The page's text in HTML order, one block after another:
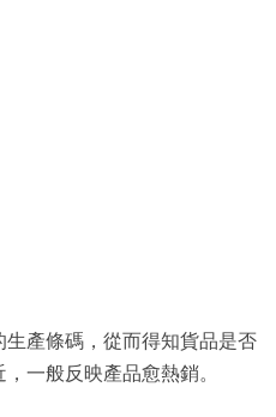
產條碼，從而得知貨品是否
一般反映產品愈熱銷。